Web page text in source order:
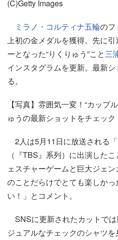
(C)Getty Images
ミラノ・コルティナ五輪のフ
上初の金メダルを獲得。先に
ーとなった“りくりゅう”こと三
インスタグラムを更新。最新
る。
【写真】雰囲気一変！“カップ
ゅうの最新ショットをチェック
2人は5月11日に放送される「
（『TBS』系列）に出演した
ェスチャーゲームと巨大ジェ
のことだらけでとても楽しか
い！」とコメント。
SNSに更新されたカットで
ジュアルなチェックのシャツ